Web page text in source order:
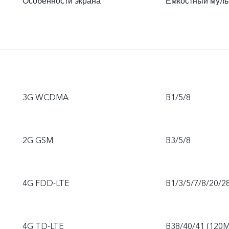
3G WCDMA B1/5/8
2G GSM B3/5/8
4G FDD-LTE B1/3/5/7/8/20/
4G TD-LTE B38/40/41